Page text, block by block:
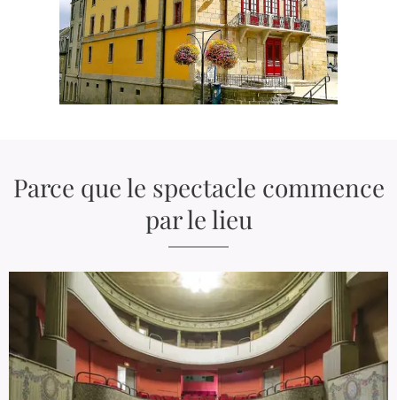
Parce que le spectacle commence
par le lieu